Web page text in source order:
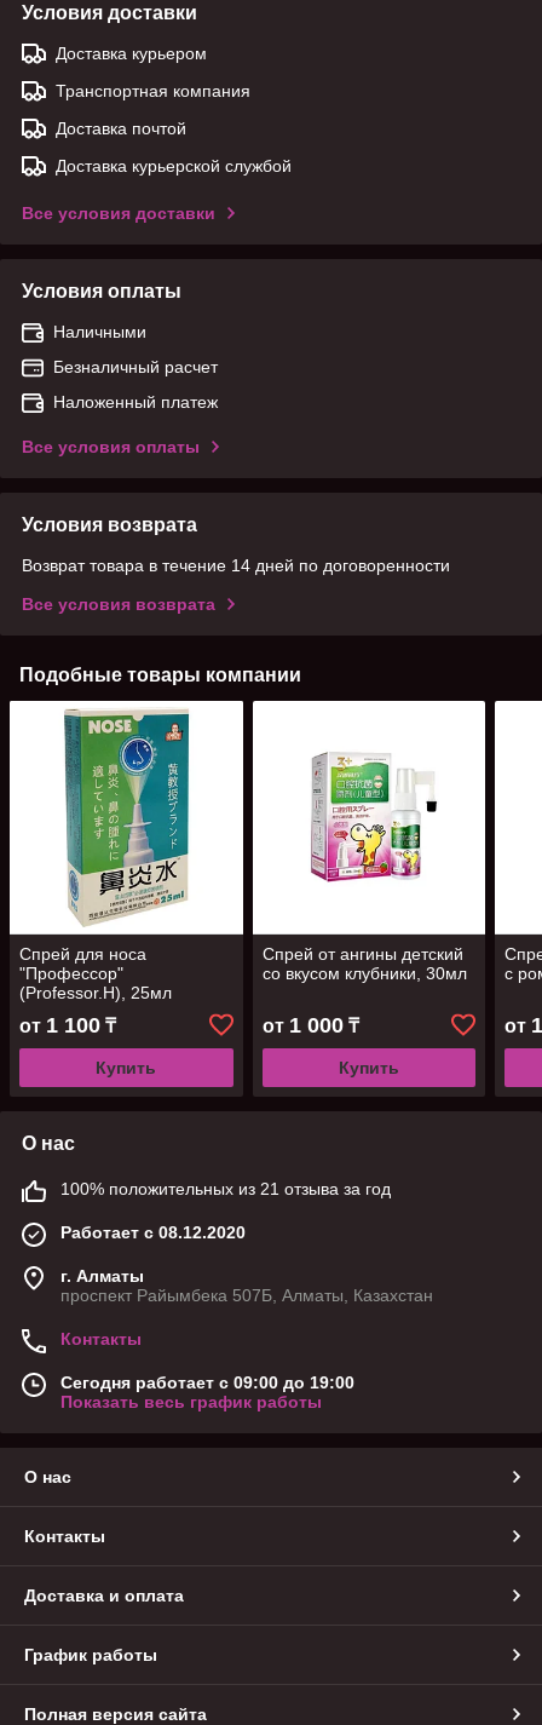
Условия доставки
Доставка курьером
Транспортная компания
Доставка почтой
Доставка курьерской службой
Все условия доставки
Условия оплаты
Наличными
Безналичный расчет
Наложенный платеж
Все условия оплаты
Условия возврата
Возврат товара в течение 14 дней по договоренности
Все условия возврата
Подобные товары компании
Спрей для носа
"Профессор"
(Professor.H), 25мл
от 1 100 ₸
Купить
Спрей от ангины детский
со вкусом клубники, 30мл
от 1 000₸
Купить
с
от
О нас
100% положительных из 21 отзыва за год
Работает с 08.12.2020
г. Алматы
проспект Райымбека 507Б, Алматы, Казахстан
Контакты
Сегодня работает с 09:00 до 19:00
Показать весь график работы
О нас
Контакты
Доставка и оплата
График работы
Полная версия сайта